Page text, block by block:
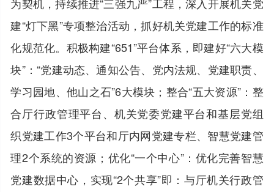
建“灯下黑”专项整治活动，抓好机关党建工作的标准
化规范化。积极构建“651”平台体系，即建好“六大模
块”：“党建动态、通知公告、党内法规、党建职责、
学习园地、他山之石”6大模块；整合“五大资源”：整
合厅行政管理平台、机关党委党建平台和基层党组
织党建工作3个平台和厅内网党建专栏、智慧党建管
理2个系统的资源；优化“一个中心”：优化完善智慧
党建数据中心，实现“2个共享”即：与厅机关行政管